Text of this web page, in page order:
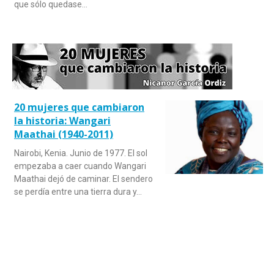
que sólo quedase…
20 mujeres que cambiaron
la historia: Wangari
Maathai (1940-2011)
Nairobi, Kenia. Junio de 1977. El sol
empezaba a caer cuando Wangari
Maathai dejó de caminar. El sendero
se perdía entre una tierra dura y…